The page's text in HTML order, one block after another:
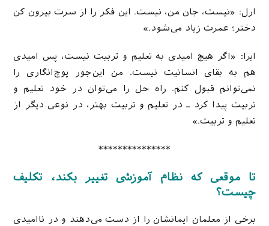
ارل: «نیست، جان من، نیست. این فکر را از سرت بیرون کن
دختر؛ عمرت زیاد می‌شود.»
ایرا: «اگر هیچ امیدی به تعلیم و تربیت نیست، پس امیدی
هم به بقای انسانیت نیست. من این‌جور پوچ‌انگاری را
نمی‌توانم قبول کنم. راه حل را می‌توان در خود تعلیم و
تربیت پیدا کرد ـ در تعلیم و تربیت بهتر، در نوعی دیگر از
تعلیم و تربیت.»
***************
تا موقعی که نظام آموزشی تغییر بکند، تکلیف
چیست؟
برخی از معلمان ایمانشان را از دست می‌دهند و در ناامیدی